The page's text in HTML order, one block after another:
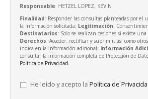
Responsable: HETZEL LOPEZ, KEVIN
Finalidad: Responder las consultas planteadas por el
la información solicitada; Legitimación:
Destinatarios: Solo se realizan cesiones si existe
Derechos: Acceder, rectificar y suprimir, así como
indica en la información adicional; Información
consultar la información completa de Protección de
Política de Privacidad.
He leído y acepto la Política de